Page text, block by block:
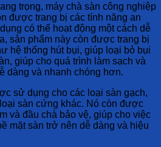
trọng, máy chà sàn công nghiệp
được trang bị các tính năng an
có thể hoạt động một cách dễ
sản phẩm này còn được trang bị
hệ thống hút bụi, giúp loại bỏ bụi
giúp cho quá trình làm sạch và
dàng và nhanh chóng hơn.
sử dụng cho các loại sàn gạch,
sàn cứng khác. Nó còn được
và đầu chà bảo vệ, giúp cho việc
mặt sàn trở nên dễ dàng và hiệu